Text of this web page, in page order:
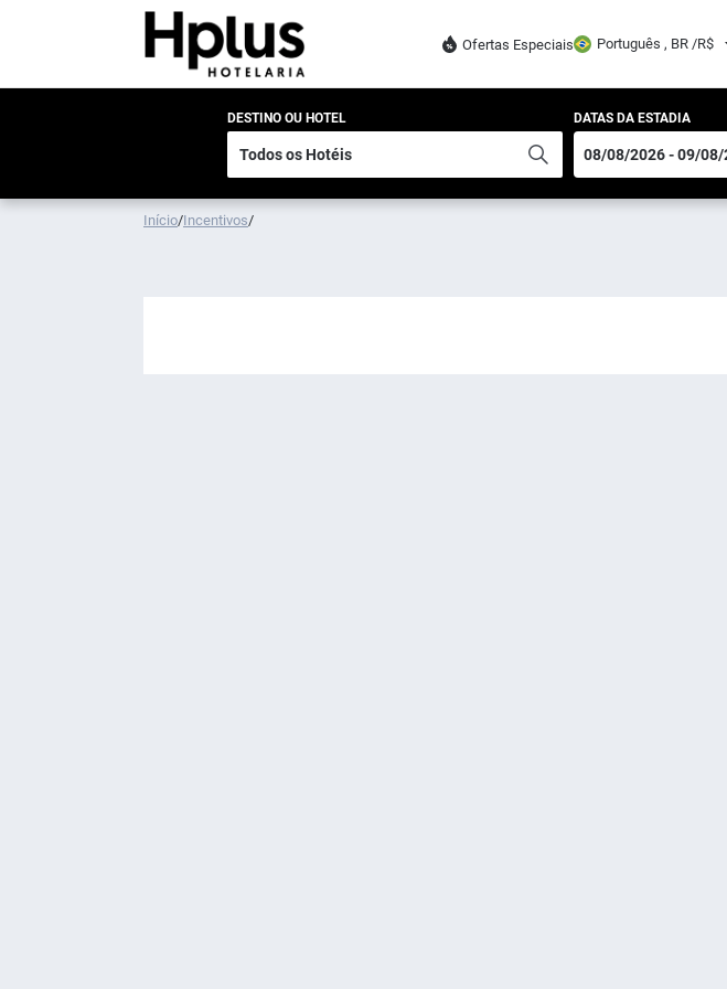
Ofertas Especiais Português , BR /R$
DESTINO OU HOTEL DATAS DA ESTADIA
Início/Incentivos/